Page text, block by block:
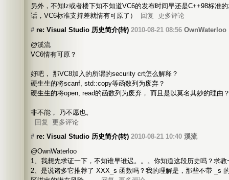
另外，不知lz或者楼下知不知道VC6的发布时间早还是C++98标准
话，VC6标准支持差就情有可原了）
回复
更多评论
# re: Visual Studio 历史简介(转) 2010-08-21 08:56 OwnWaterloo
@溪流
VC6情有可原？
好吧， 那VC8加入的所谓的security crt怎么解释？
硬生生的将scanf, std::copy等函数列为废弃？
硬生生的将open, read的函数列为废弃， 而且是以莫名其妙的理由
非不能， 乃不愿也。
回复
更多评论
# re: Visual Studio 历史简介(转) 2010-08-21 10:40 溪流
@OwnWaterloo
1、我想先求证一下，不知谁早谁迟。。。你知道这段历史吗？求教
2、是说诸多它推荐了 XXX_s 函数吗？我的理解是，那些不带 _s